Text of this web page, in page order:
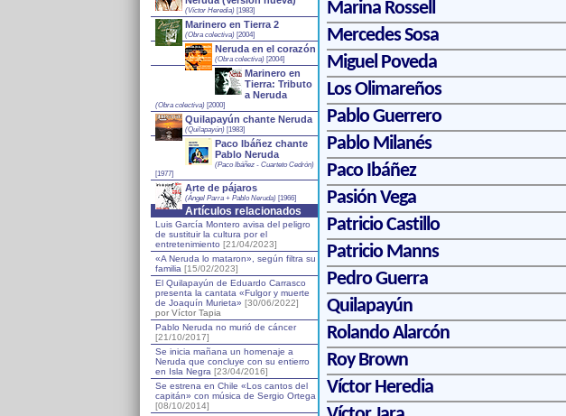
(Víctor Heredia)[1983]
Marinero en Tierra 2
(Obra colectiva)[2004]
Neruda en el corazón
(Obra colectiva)[2004]
Marinero en
Tierra: Tributo
a Neruda
(Obra colectiva)[2000]
Quilapayún chante Neruda
(Quilapayún)[1983]
Paco Ibáñez chante
Pablo Neruda
(Paco Ibáñez - Cuarteto Cedrón)
[1977]
Arte de pájaros
(Ángel Parra + Pablo Neruda)[1966]
Artículos relacionados
Luis García Montero avisa del peligro
de sustituir la cultura por el
entretenimiento [21/04/2023]
«A Neruda lo mataron», según filtra su
familia [15/02/2023]
El Quilapayún de Eduardo Carrasco
presenta la cantata «Fulgor y muerte
de Joaquín Murieta» [30/06/2022]
por Víctor Tapia
Pablo Neruda no murió de cáncer
[21/10/2017]
Se inicia mañana un homenaje a
Neruda que concluye con su entierro
en Isla Negra [23/04/2016]
Se estrena en Chile «Los cantos del
capitán» con música de Sergio Ortega
[08/10/2014]
Marina Rossell
Mercedes Sosa
Miguel Poveda
Los Olimareños
Pablo Guerrero
Pablo Milanés
Paco Ibáñez
Pasión Vega
Patricio Castillo
Patricio Manns
Pedro Guerra
Quilapayún
Rolando Alarcón
Roy Brown
Víctor Heredia